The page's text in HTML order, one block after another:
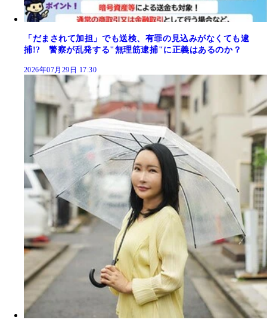
「だまされて加担」でも送検、有罪の見込みがなくても逮
捕!? 警察が乱発する"無理筋逮捕"に正義はあるのか？
2026年07月29日 17:30